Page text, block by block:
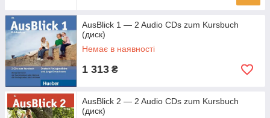
AusBlick 1 — 2 Audio CDs zum Kursbuch
(диск)
Немає в наявності
1 313 ₴
AusBlick 2 — 2 Audio CDs zum Kursbuch
(диск)